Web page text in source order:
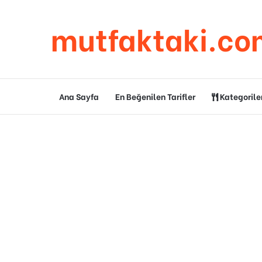
Ana Sayfa En Beğenilen Tarifler